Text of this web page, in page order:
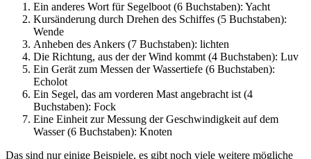
Ein anderes Wort für Segelboot (6 Buchstaben): Yacht
Kursänderung durch Drehen des Schiffes (5 Buchstaben):
Wende
Anheben des Ankers (7 Buchstaben): lichten
Die Richtung, aus der der Wind kommt (4 Buchstaben): Luv
Ein Gerät zum Messen der Wassertiefe (6 Buchstaben):
Echolot
Ein Segel, das am vorderen Mast angebracht ist (4
Buchstaben): Fock
Eine Einheit zur Messung der Geschwindigkeit auf dem
Wasser (6 Buchstaben): Knoten
Das sind nur einige Beispiele, es gibt noch viele weitere mögliche